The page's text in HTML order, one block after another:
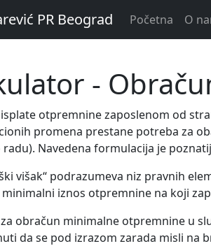
PR Beograd Početna O
-
isplate otpremnine zaposlenom od
promena prestane potreba za
radu). Navedena formulacija je
višak“ podrazumeva niz pravnih
iznos otpremnine na koji
obračun minimalne otpremnine u
da se pod izrazom zarada misli na